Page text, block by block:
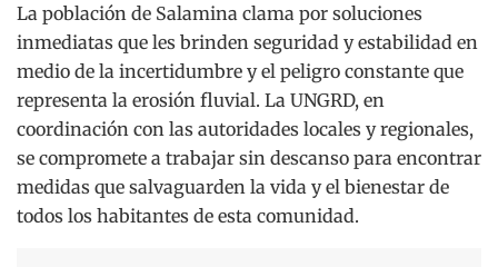
La población de Salamina clama por soluciones
inmediatas que les brinden seguridad y estabilidad en
medio de la incertidumbre y el peligro constante que
representa la erosión fluvial. La UNGRD, en
coordinación con las autoridades locales y regionales,
se compromete a trabajar sin descanso para encontrar
medidas que salvaguarden la vida y el bienestar de
todos los habitantes de esta comunidad.